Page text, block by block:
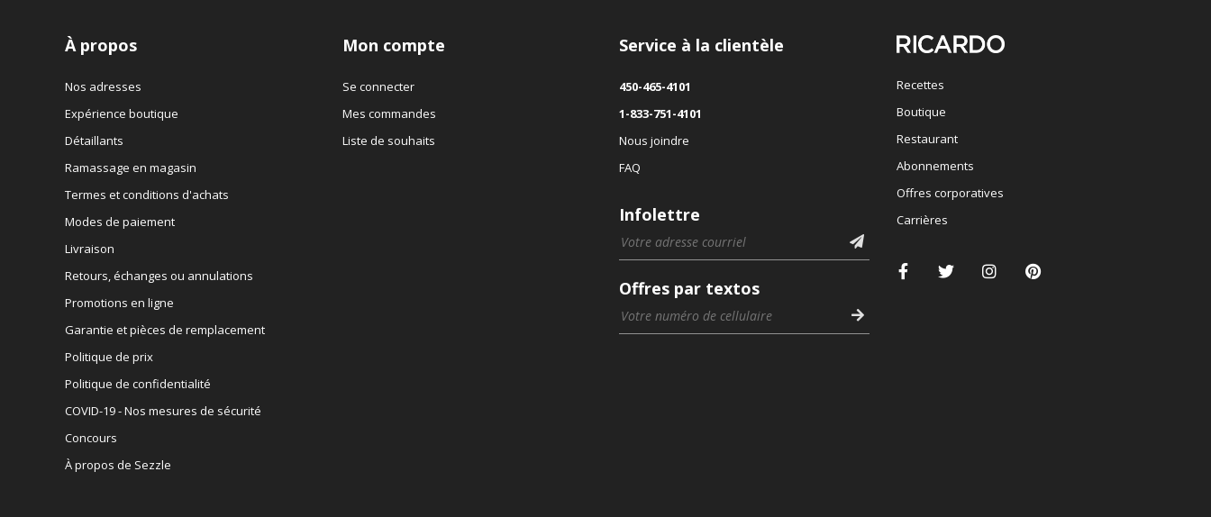
À propos
Nos adresses
Expérience boutique
Détaillants
Ramassage en magasin
Termes et conditions d'achats
Modes de paiement
Livraison
Retours, échanges ou annulations
Promotions en ligne
Garantie et pièces de remplacement
Politique de prix
Politique de confidentialité
COVID-19 - Nos mesures de sécurité
Concours
À propos de Sezzle
Mon compte
Se connecter
Mes commandes
Liste de souhaits
Service à la clientèle
450-465-4101
1-833-751-4101
Nous joindre
FAQ
Infolettre
Offres par textos
Recettes
Boutique
Restaurant
Abonnements
Offres corporatives
Carrières